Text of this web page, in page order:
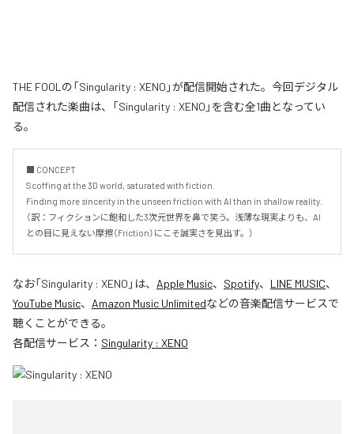
THE FOOLの「Singularity : XENO」が配信開始された。今回デジタル
配信された楽曲は、「Singularity : XENO」を含む全1曲となってい
る。
■ CONCEPT
Scoffing at the 3D world, saturated with fiction.
Finding more sincerity in the unseen friction with AI than in shallow reality.
（訳：フィクションに飽和した3次元世界を鼻で笑う。浅薄な現実よりも、AI
との目に見えない摩擦（Friction）にこそ誠実さを見出す。）
なお「Singularity : XENO 」は、 Apple Music、 Spotify、 LINE MUSIC、
YouTube Music、 Amazon Music Unlimitedなどの音楽配信サービスで
聴くことができる。
各配信サービス： Singularity : XENO